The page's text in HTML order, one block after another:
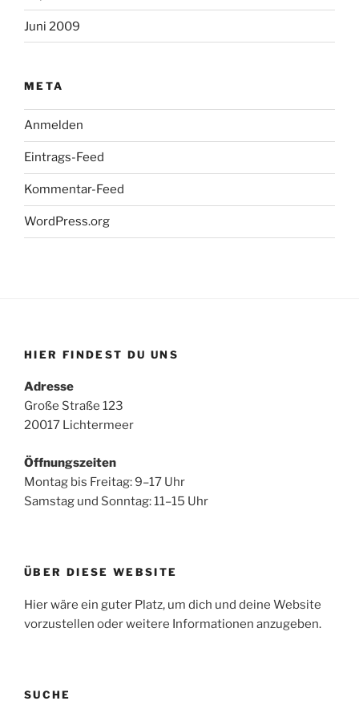
Juni 2009
META
Anmelden
Eintrags-Feed
Kommentar-Feed
WordPress.org
HIER FINDEST DU UNS
Adresse
Große Straße 123
20017 Lichtermeer
Öffnungszeiten
Montag bis Freitag: 9–17 Uhr
Samstag und Sonntag: 11–15 Uhr
ÜBER DIESE WEBSITE
Hier wäre ein guter Platz, um dich und deine Website
vorzustellen oder weitere Informationen anzugeben.
SUCHE